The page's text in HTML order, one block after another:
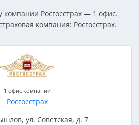
компании Росгосстрах — 1 офис.
компания: Росгосстрах.
1 офис компании
Росгосстрах
ул. Советская, д. 7